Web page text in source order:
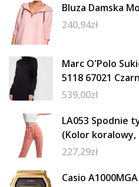
Bluza Damska
240,94zł
Marc O'Polo
5118 67021
539,00zł
LA053 Spodnie
(Kolor koralowy,
227,29zł
Casio A1000MGA